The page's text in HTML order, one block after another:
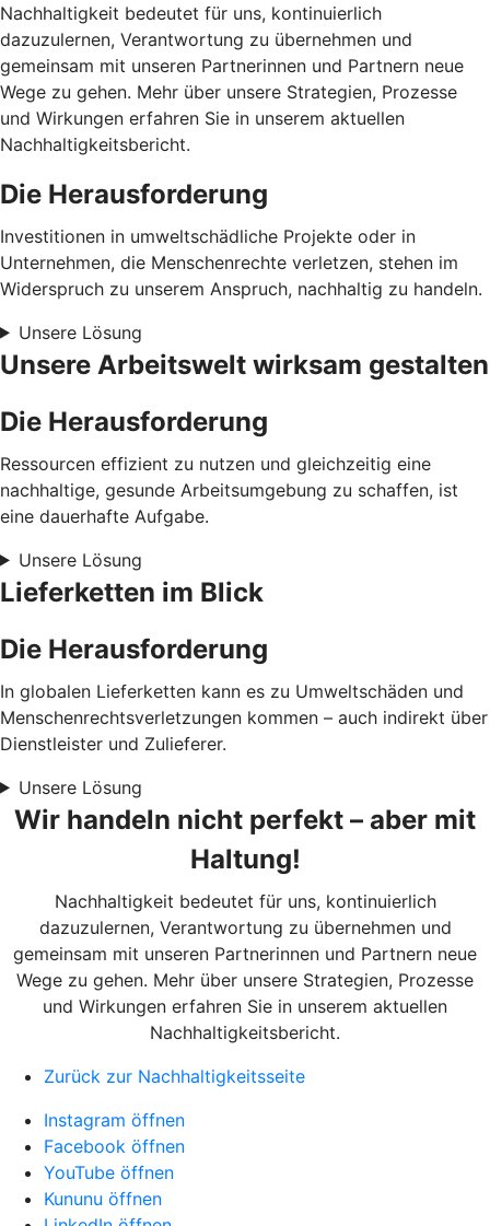
Nachhaltigkeit bedeutet für uns, kontinuierlich
dazuzulernen, Verantwortung zu übernehmen und
gemeinsam mit unseren Partnerinnen und Partnern neue
Wege zu gehen. Mehr über unsere Strategien, Prozesse
und Wirkungen erfahren Sie in unserem aktuellen
Nachhaltigkeitsbericht.
Die Herausforderung
Investitionen in umweltschädliche Projekte oder in
Unternehmen, die Menschenrechte verletzen, stehen im
Widerspruch zu unserem Anspruch, nachhaltig zu handeln.
Unsere Lösung
Unsere Arbeitswelt wirksam gestalten
Die Herausforderung
Ressourcen effizient zu nutzen und gleichzeitig eine
nachhaltige, gesunde Arbeitsumgebung zu schaffen, ist
eine dauerhafte Aufgabe.
Unsere Lösung
Lieferketten im Blick
Die Herausforderung
In globalen Lieferketten kann es zu Umweltschäden und
Menschenrechtsverletzungen kommen – auch indirekt über
Dienstleister und Zulieferer.
Unsere Lösung
Wir handeln nicht perfekt – aber mit
Haltung!
Nachhaltigkeit bedeutet für uns, kontinuierlich
dazuzulernen, Verantwortung zu übernehmen und
gemeinsam mit unseren Partnerinnen und Partnern neue
Wege zu gehen. Mehr über unsere Strategien, Prozesse
und Wirkungen erfahren Sie in unserem aktuellen
Nachhaltigkeitsbericht.
Zurück zur Nachhaltigkeitsseite
Instagram öffnen
Facebook öffnen
YouTube öffnen
Kununu öffnen